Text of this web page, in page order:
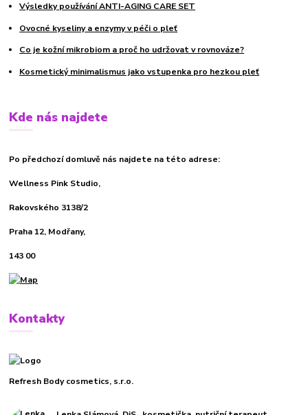
Výsledky používání ANTI-AGING CARE SET
Ovocné kyseliny a enzymy v péči o pleť
Co je kožní mikrobiom a proč ho udržovat v rovnováze?
Kosmetický minimalismus jako vstupenka pro hezkou pleť
Kde nás najdete
Po předchozí domluvě nás najdete na této adrese:
Wellness Pink Studio,
Rakovského 3138/2
Praha 12, Modřany,
143 00
Kontakty
Refresh Body cosmetics, s.r.o.